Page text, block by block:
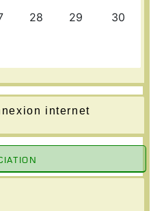
internet